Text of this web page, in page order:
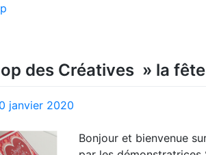
des Créatives » la
janvier 2020
Bonjour et bienvenue